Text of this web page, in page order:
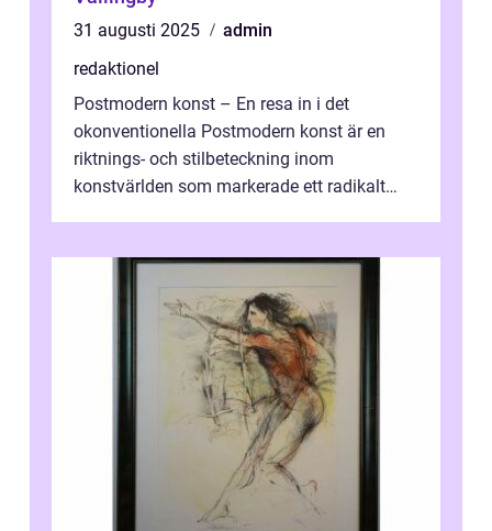
31 augusti 2025
admin
redaktionel
Postmodern konst – En resa in i det
okonventionella Postmodern konst är en
riktnings- och stilbeteckning inom
konstvärlden som markerade ett radikalt